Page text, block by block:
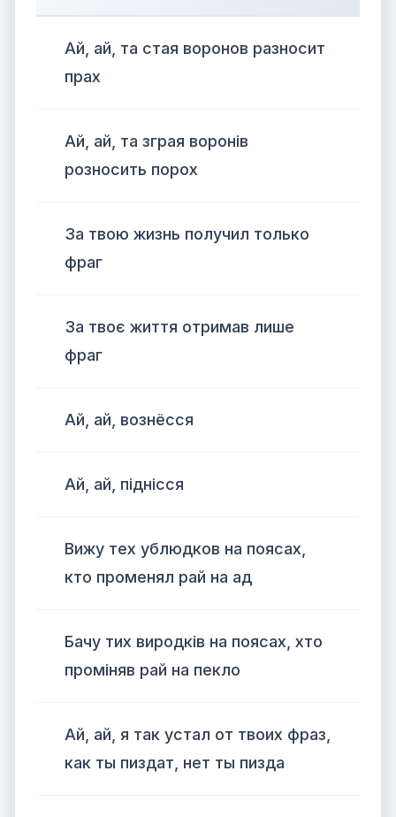
Ай, ай, та стая воронов разносит
прах
Ай, ай, та зграя воронів
розносить порох
За твою жизнь получил только
фраг
За твоє життя отримав лише
фраг
Ай, ай, вознёсся
Ай, ай, піднісся
Вижу тех ублюдков на поясах,
кто променял рай на ад
Бачу тих виродків на поясах, хто
проміняв рай на пекло
Ай, ай, я так устал от твоих фраз,
как ты пиздат, нет ты пизда